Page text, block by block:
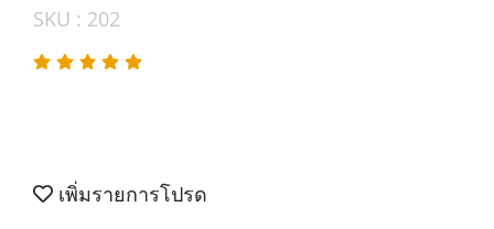
SKU : 202
เพิ่มรายการโปรด